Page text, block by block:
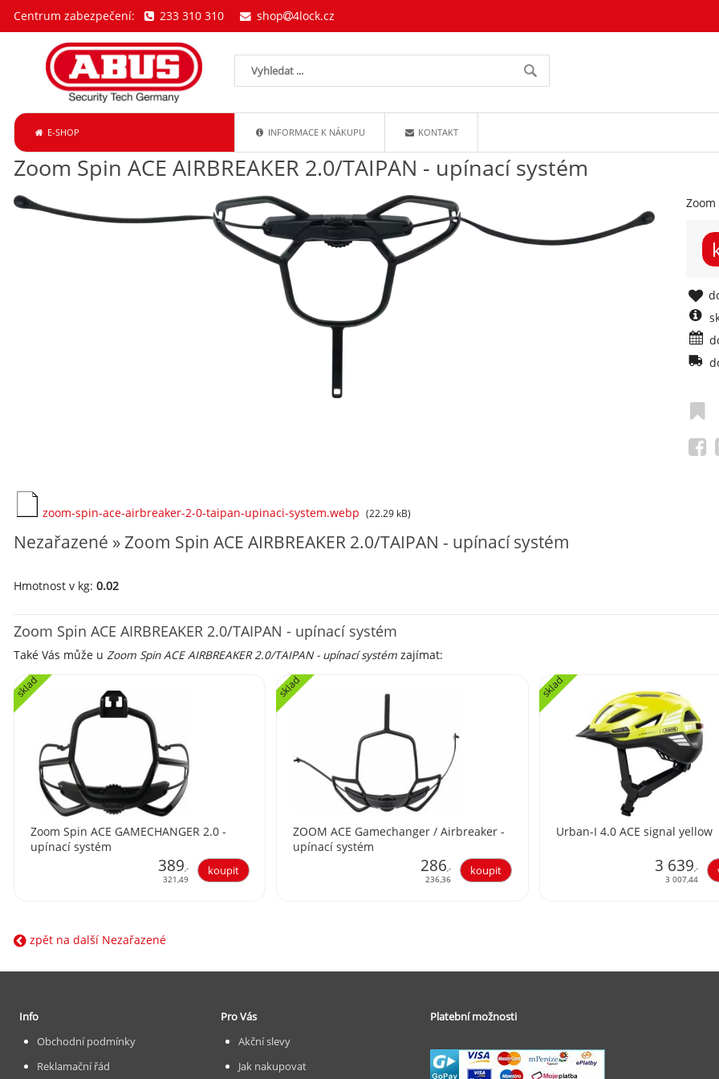
Zoom Spin ACE AIRBREAKER 2.0/TAIPAN - upínací systém
Zoom
zoom-spin-ace-airbreaker-2-0-taipan-upinaci-system.webp (22.29 kB)
Nezařazené » Zoom Spin ACE AIRBREAKER 2.0/TAIPAN - upínací systém
Hmotnost v kg: 0.02
Zoom Spin ACE AIRBREAKER 2.0/TAIPAN - upínací systém
Také Vás může u Zoom Spin ACE AIRBREAKER 2.0/TAIPAN - upínací systém zajímat:
Zoom Spin ACE GAMECHANGER 2.0 -
upínací systém
sklad
389,-
321,49
ZOOM ACE Gamechanger / Airbreaker -
upínací systém
sklad
286,-
236,36
Urban-I 4.0 ACE signal yellow
sklad
3 639,-
3 007,44
zpět na další Nezařazené
E-SHOP INFORMACE K NÁKUPU KONTAKT
Centrum zabezpečení: 233 310 310 shop 4lock.cz
Info
Obchodní podmínky
Reklamační řád
Pro Vás
Akční slevy
Jak nakupovat
Platební možnosti